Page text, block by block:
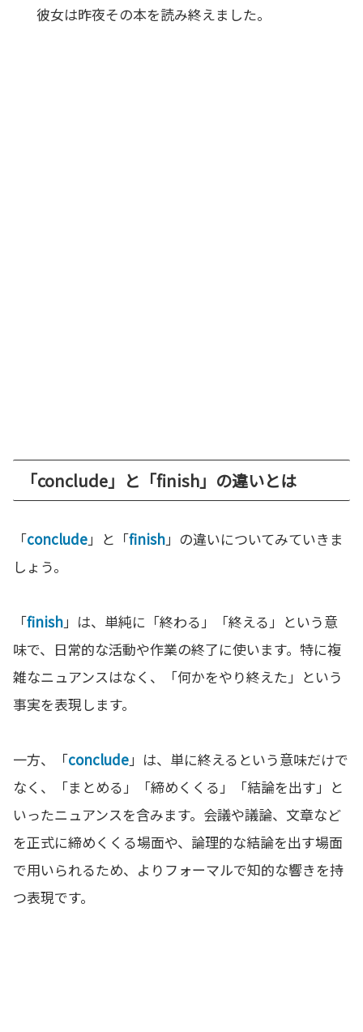
彼女は昨夜その本を読み終えました。
「conclude」と「finish」の違いとは
「conclude」と「finish」の違いについてみていきま
しょう。
「finish」は、単純に「終わる」「終える」という意
味で、日常的な活動や作業の終了に使います。特に複
雑なニュアンスはなく、「何かをやり終えた」という
事実を表現します。
一方、「conclude」は、単に終えるという意味だけで
なく、「まとめる」「締めくくる」「結論を出す」と
いったニュアンスを含みます。会議や議論、文章など
を正式に締めくくる場面や、論理的な結論を出す場面
で用いられるため、よりフォーマルで知的な響きを持
つ表現です。